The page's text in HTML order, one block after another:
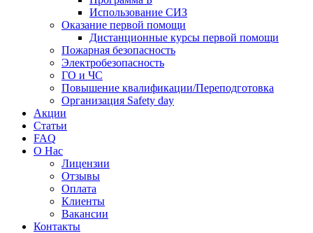
Использование СИЗ
Оказание первой помощи
Дистанционные курсы первой помощи
Пожарная безопасность
Электробезопасность
ГО и ЧС
Повышение квалификации/Переподготовка
Организация Safety day
Акции
Статьи
FAQ
О Нас
Лицензии
Отзывы
Оплата
Клиенты
Вакансии
Контакты